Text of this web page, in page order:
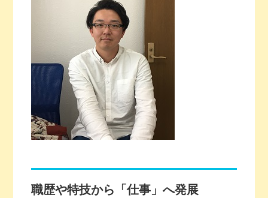
職歴や特技から「仕事」へ発展